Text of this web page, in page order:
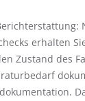
erhalten
Zustand des